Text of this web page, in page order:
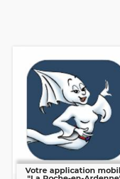
Votre application